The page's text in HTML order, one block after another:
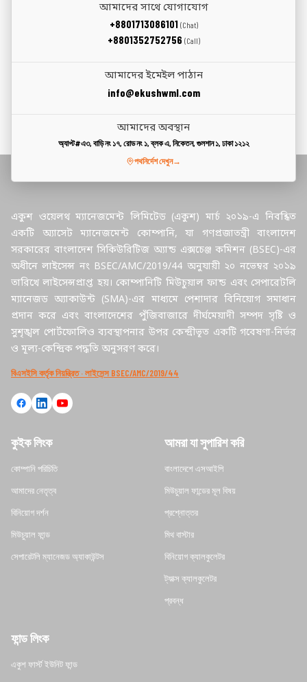
আমাদের সাথে যোগাযোগ
+8801713086101 (Chat)
+8801352752756 (Call)
আমাদের ইমেইল পাঠান
info@ekushwml.com
আমাদের অবস্থান
অ্যাপ্ট#এ৩, বাড়ি নং ১৭, রোড নং ১, ব্লক এ, নিকেতন, গুলশান ১, ঢাকা ১২১২
পথনির্দেশ দেখুন→
একুশ ওয়েলথ ম্যানেজমেন্ট লিমিটেড (একুশ) মার্চ ২০১৯-এ নিবন্ধিত
একটি অ্যাসেট ম্যানেজমেন্ট কোম্পানি, যা গণপ্রজাতন্ত্রী বাংলাদেশ
সরকারের বাংলাদেশ সিকিউরিটিজ অ্যান্ড এক্সচেঞ্জ কমিশন (BSEC)-এর
অধীনে লাইসেন্স নং BSEC/AMC/2019/44 অনুযায়ী ২০ নভেম্বর ২০১৯
তারিখে লাইসেন্সপ্রাপ্ত হয়। কোম্পানিটি মিউচুয়াল ফান্ড এবং সেপারেটলি
ম্যানেজড অ্যাকাউন্ট (SMA)-এর মাধ্যমে পেশাদার বিনিয়োগ সমাধান
প্রদান করে এবং বাংলাদেশের পুঁজিবাজারে দীর্ঘমেয়াদী সম্পদ সৃষ্টি ও
সুশৃঙ্খল পোর্টফোলিও ব্যবস্থাপনার উপর কেন্দ্রীভূত একটি গবেষণা-নির্ভর
ও মূল্য-কেন্দ্রিক পদ্ধতি অনুসরণ করে।
বিএসইসি কর্তৃক নিয়ন্ত্রিত · লাইসেন্স BSEC/AMC/2019/44
কুইক লিংক
কোম্পানি পরিচিতি
আমাদের নেতৃত্ব
বিনিয়োগ দর্শন
মিউচুয়াল ফান্ড
সেপারেটলি ম্যানেজড অ্যাকাউন্টস
ফান্ড লিংক
একুশ ফার্স্ট ইউনিট ফান্ড
আমরা যা সুপারিশ করি
বাংলাদেশে এসআইপি
মিউচুয়াল ফান্ডের মূল বিষয়
প্রশ্নোত্তর
মিথ বাস্টার
বিনিয়োগ ক্যালকুলেটর
ট্যাক্স ক্যালকুলেটর
প্রবন্ধ